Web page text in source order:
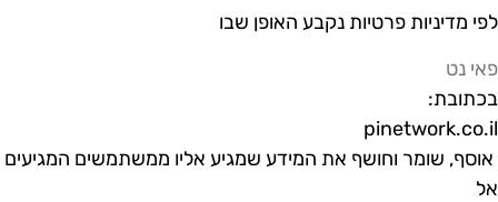
מדיניות פרטיות נקבע האופן שבו
נט
שומר וחושף את המידע שמגיע אליו ממשתמשים המגיעים